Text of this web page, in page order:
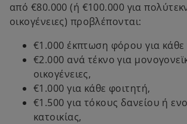
από €80.000 (ή €100.000 για
οικογένειες) προβλέπονται:
€1.000 έκπτωση φόρου για κάθε
€2.000 ανά τέκνο για
οικογένειες,
€1.000 για κάθε φοιτητή,
€1.500 για τόκους δανείου ή
κατοικίας,